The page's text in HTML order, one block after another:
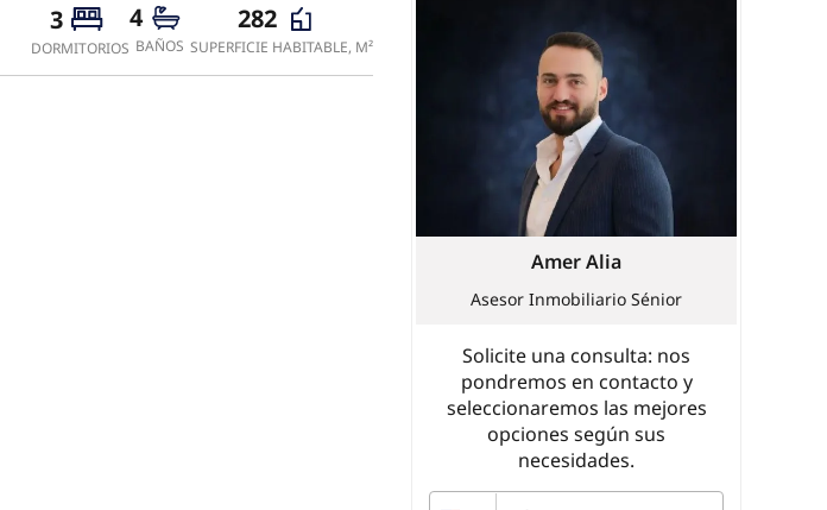
3
DORMITORIOS
4
BAÑOS
282
SUPERFICIE HABITABLE, M²
Solicite una consulta: nos
pondremos en contacto y
seleccionaremos las mejores
opciones según sus
necesidades.
Amer Alia
Asesor Inmobiliario Sénior